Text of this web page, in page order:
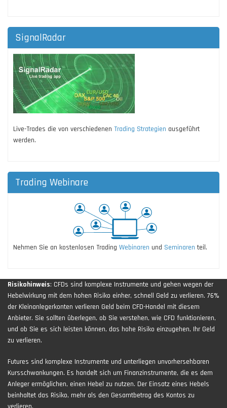
SignalRadar
Live-Trades die von verschiedenen Trading Strategien ausgeführt
werden.
Trading Webinare
Nehmen Sie an kostenlosen Trading Webinaren und Seminaren teil.
Risikohinweis: CFDs sind komplexe Instrumente und gehen wegen der
Hebelwirkung mit dem hohen Risiko einher, schnell Geld zu verlieren. 76%
der Kleinanlegerkonten verlieren Geld beim CFD-Handel mit diesem
Anbieter. Sie sollten überlegen, ob Sie verstehen, wie CFD funktionieren,
und ob Sie es sich leisten können, das hohe Risiko einzugehen, Ihr Geld
zu verlieren.
Futures sind komplexe Instrumente und unterliegen unvorhersehbaren
Kursschwankungen. Es handelt sich um Finanzinstrumente, die es dem
Anleger ermöglichen, einen Hebel zu nutzen. Der Einsatz eines Hebels
beinhaltet das Risiko, mehr als den Gesamtbetrag des Kontos zu